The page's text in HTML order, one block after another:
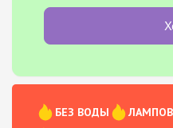
БЕЗ ВОДЫ